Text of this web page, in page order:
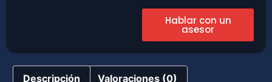
Hablar con un
asesor
Descripción Valoraciones (0)